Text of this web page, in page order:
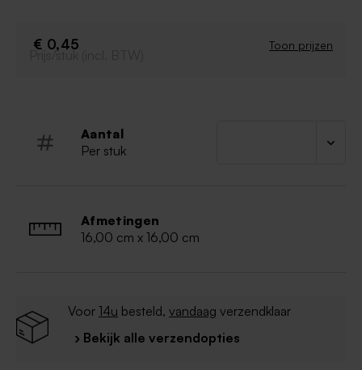
€ 0,45 Toon prijzen
Prijs/stuk (incl. BTW)
Aantal
Per stuk
Afmetingen
16,00 cm x 16,00 cm
Voor 14u besteld, vandaag verzendklaar
› Bekijk alle verzendopties